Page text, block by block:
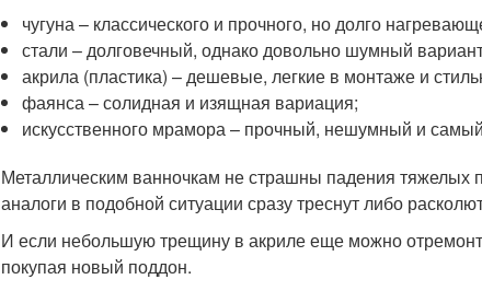
чугуна – классического и прочного, но долго
стали – долговечный, однако довольно шумный
акрила (пластика) – дешевые, легкие в монтаже и
фаянса – солидная и изящная вариация;
искусственного мрамора – прочный, нешумный и
Металлическим ванночкам не страшны падения
аналоги в подобной ситуации сразу треснут либо
И если небольшую трещину в акриле еще можно
покупая новый поддон.